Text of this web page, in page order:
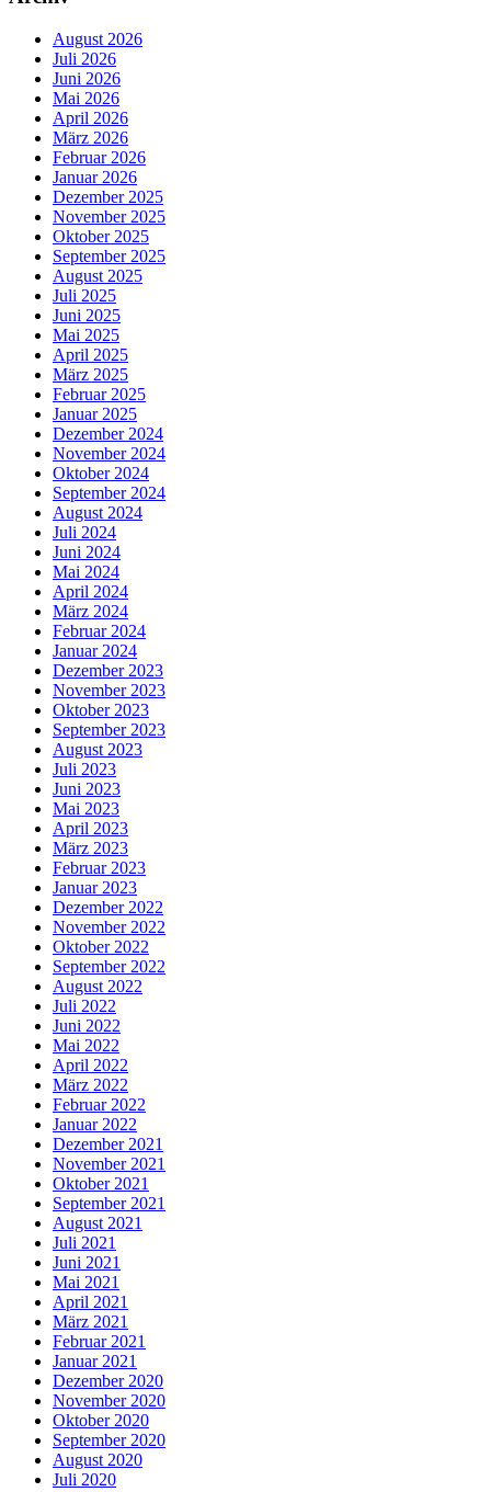
August 2026
Juli 2026
Juni 2026
Mai 2026
April 2026
März 2026
Februar 2026
Januar 2026
Dezember 2025
November 2025
Oktober 2025
September 2025
August 2025
Juli 2025
Juni 2025
Mai 2025
April 2025
März 2025
Februar 2025
Januar 2025
Dezember 2024
November 2024
Oktober 2024
September 2024
August 2024
Juli 2024
Juni 2024
Mai 2024
April 2024
März 2024
Februar 2024
Januar 2024
Dezember 2023
November 2023
Oktober 2023
September 2023
August 2023
Juli 2023
Juni 2023
Mai 2023
April 2023
März 2023
Februar 2023
Januar 2023
Dezember 2022
November 2022
Oktober 2022
September 2022
August 2022
Juli 2022
Juni 2022
Mai 2022
April 2022
März 2022
Februar 2022
Januar 2022
Dezember 2021
November 2021
Oktober 2021
September 2021
August 2021
Juli 2021
Juni 2021
Mai 2021
April 2021
März 2021
Februar 2021
Januar 2021
Dezember 2020
November 2020
Oktober 2020
September 2020
August 2020
Juli 2020